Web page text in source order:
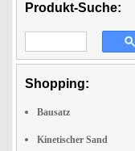
Produkt-Suche:
Shopping:
Bausatz
Kinetischer Sand